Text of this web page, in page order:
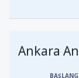
Ankara